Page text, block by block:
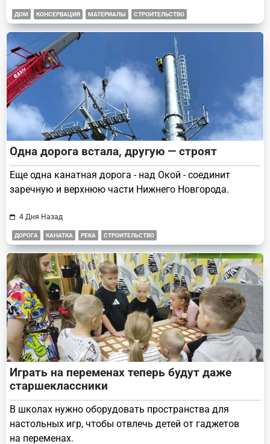
ДОМ КОНСЕРВАЦИЯ МАТЕРИАЛЫ СТРОИТЕЛЬСТВО
Одна дорога встала, другую — строят
Еще одна канатная дорога - над Окой - соединит
заречную и верхнюю части Нижнего Новгорода.
4 Дня Назад
ДОРОГА КАНАТКА РЕКА СТРОИТЕЛЬСТВО
Играть на переменах теперь будут даже
старшеклассники
В школах нужно оборудовать пространства для
настольных игр, чтобы отвлечь детей от гаджетов
на переменах.